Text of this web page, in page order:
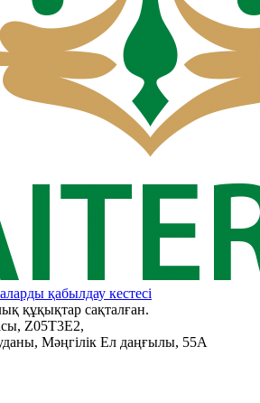
қабылдау кестесі
құқықтар сақталған.
Z05T3E2,
Мәңгілік Ел даңғылы, 55А